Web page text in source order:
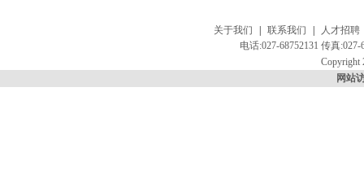
关于我们 | 联系我们 |
人才招聘
电话:027-68752131 传真
Copyright
网站